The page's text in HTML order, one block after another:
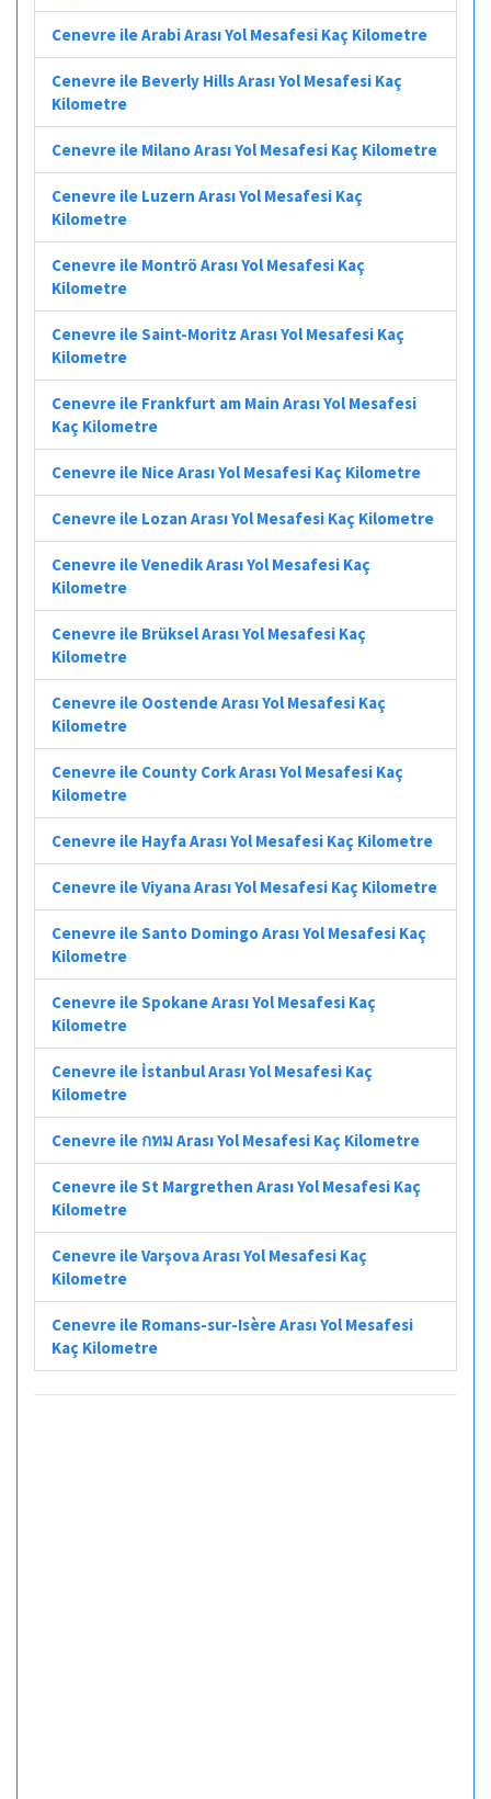
Cenevre ile Arabi Arası Yol Mesafesi Kaç Kilometre
Cenevre ile Beverly Hills Arası Yol Mesafesi Kaç
Kilometre
Cenevre ile Milano Arası Yol Mesafesi Kaç Kilometre
Cenevre ile Luzern Arası Yol Mesafesi Kaç
Kilometre
Cenevre ile Montrö Arası Yol Mesafesi Kaç
Kilometre
Cenevre ile Saint-Moritz Arası Yol Mesafesi Kaç
Kilometre
Cenevre ile Frankfurt am Main Arası Yol Mesafesi
Kaç Kilometre
Cenevre ile Nice Arası Yol Mesafesi Kaç Kilometre
Cenevre ile Lozan Arası Yol Mesafesi Kaç Kilometre
Cenevre ile Venedik Arası Yol Mesafesi Kaç
Kilometre
Cenevre ile Brüksel Arası Yol Mesafesi Kaç
Kilometre
Cenevre ile Oostende Arası Yol Mesafesi Kaç
Kilometre
Cenevre ile County Cork Arası Yol Mesafesi Kaç
Kilometre
Cenevre ile Hayfa Arası Yol Mesafesi Kaç Kilometre
Cenevre ile Viyana Arası Yol Mesafesi Kaç Kilometre
Cenevre ile Santo Domingo Arası Yol Mesafesi Kaç
Kilometre
Cenevre ile Spokane Arası Yol Mesafesi Kaç
Kilometre
Cenevre ile İstanbul Arası Yol Mesafesi Kaç
Kilometre
Cenevre ile กทม Arası Yol Mesafesi Kaç Kilometre
Cenevre ile St Margrethen Arası Yol Mesafesi Kaç
Kilometre
Cenevre ile Varşova Arası Yol Mesafesi Kaç
Kilometre
Cenevre ile Romans-sur-Isère Arası Yol Mesafesi
Kaç Kilometre